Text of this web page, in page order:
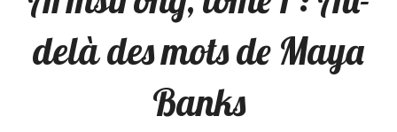
delà des mots de Maya
Banks